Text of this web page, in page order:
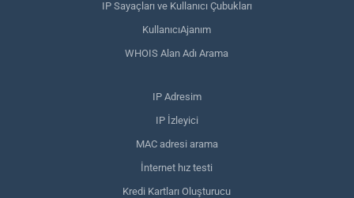
IP Sayaçları ve Kullanıcı Çubukları
KullanıcıAjanım
WHOIS Alan Adı Arama
IP Adresim
IP İzleyici
MAC adresi arama
İnternet hız testi
Kredi Kartları Oluşturucu